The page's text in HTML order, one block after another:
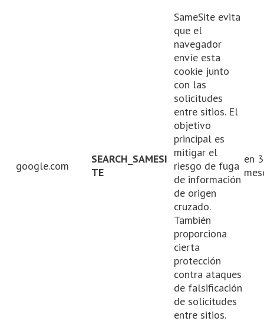
google.com
SEARCH_SAMESI
TE
SameSite evita
que el
navegador
envíe esta
cookie junto
con las
solicitudes
entre sitios. El
objetivo
principal es
mitigar el
riesgo de fuga
de información
de origen
cruzado.
También
proporciona
cierta
protección
contra ataques
de falsificación
de solicitudes
entre sitios.
en 3